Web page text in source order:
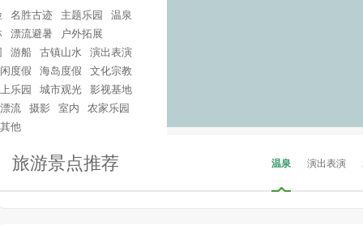
名胜古迹 主题乐园
温泉
漂流避暑
户外拓展
游船 古镇山水
演出表演
度假
海岛度假
文化宗教
乐园
城市观光
影视基地
漂流
摄影 室内
农家乐园
其他
温泉 演出表演
旅游景点推荐